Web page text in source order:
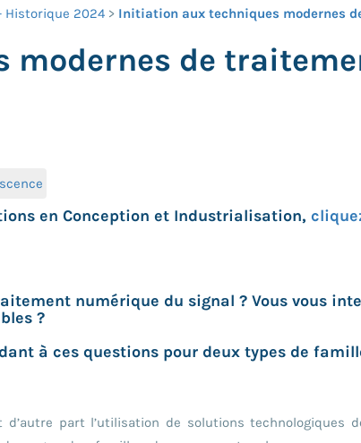
Historique 2024 Initiation aux techniques modernes
de
en Conception et Industrialisation,
numérique du signal ? Vous vous
?
à ces questions pour deux types de
part l’utilisation de solutions technologiques